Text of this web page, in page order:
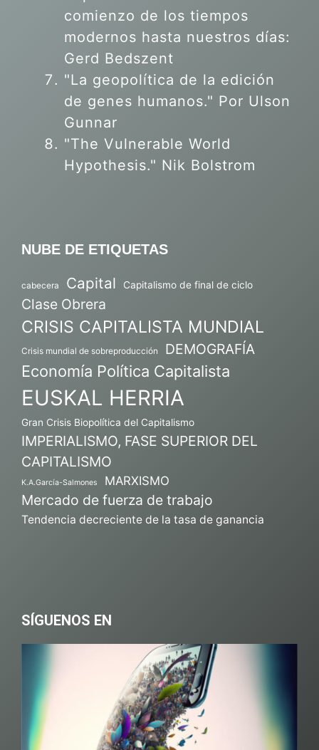
comienzo de los tiempos
modernos hasta nuestros días:
Gerd Bedszent
"La geopolítica de la edición
de genes humanos." Por Ulson
Gunnar
"The Vulnerable World
Hypothesis." Nik Bolstrom
NUBE DE ETIQUETAS
cabecera Capital Capitalismo de final de ciclo
Clase Obrera
CRISIS CAPITALISTA MUNDIAL
Crisis mundial de sobreproducción DEMOGRAFÍA
Economía Política Capitalista
EUSKAL HERRIA
Gran Crisis Biopolítica del Capitalismo
IMPERIALISMO, FASE SUPERIOR DEL
CAPITALISMO
K.A.García-Salmones MARXISMO
Mercado de fuerza de trabajo
Tendencia decreciente de la tasa de ganancia
SÍGUENOS EN